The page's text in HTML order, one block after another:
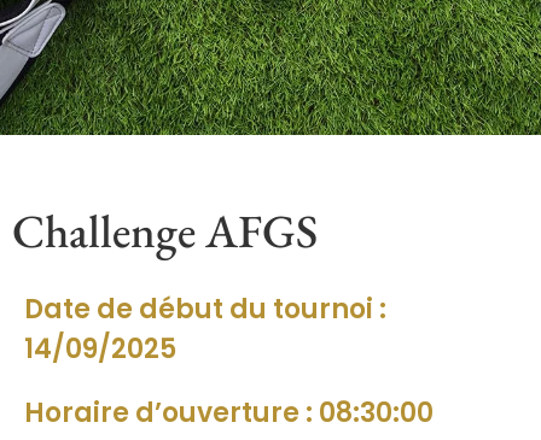
Challenge AFGS
Date de début du tournoi :
14/09/2025
Horaire d’ouverture : 08:30:00